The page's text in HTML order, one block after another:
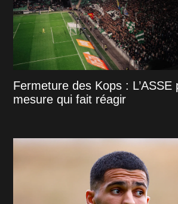
Fermeture des Kops : L’ASSE
mesure qui fait réagir